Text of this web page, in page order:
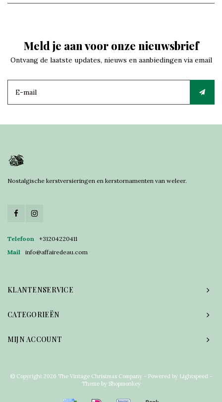
Meld je aan voor onze nieuwsbrief
Ontvang de laatste updates, nieuws en aanbiedingen via email
Nostalgische kerstversieringen en kerstornamenten van weleer.
Telefoon
+31204220411
Mail
info@affairedeau.com
KLANTENSERVICE
CATEGORIEËN
MIJN ACCOUNT
© Copyright 2026 The Vintage Christmas Company - Powered by Lightspeed -
Theme by Shopmonkey